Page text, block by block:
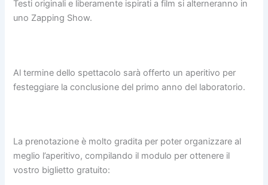
Testi originali e liberamente ispirati a film si alterneranno in
uno Zapping Show.
Al termine dello spettacolo sarà offerto un aperitivo per
festeggiare la conclusione del primo anno del laboratorio.
La prenotazione è molto gradita per poter organizzare al
meglio l’aperitivo, compilando il modulo per ottenere il
vostro biglietto gratuito: